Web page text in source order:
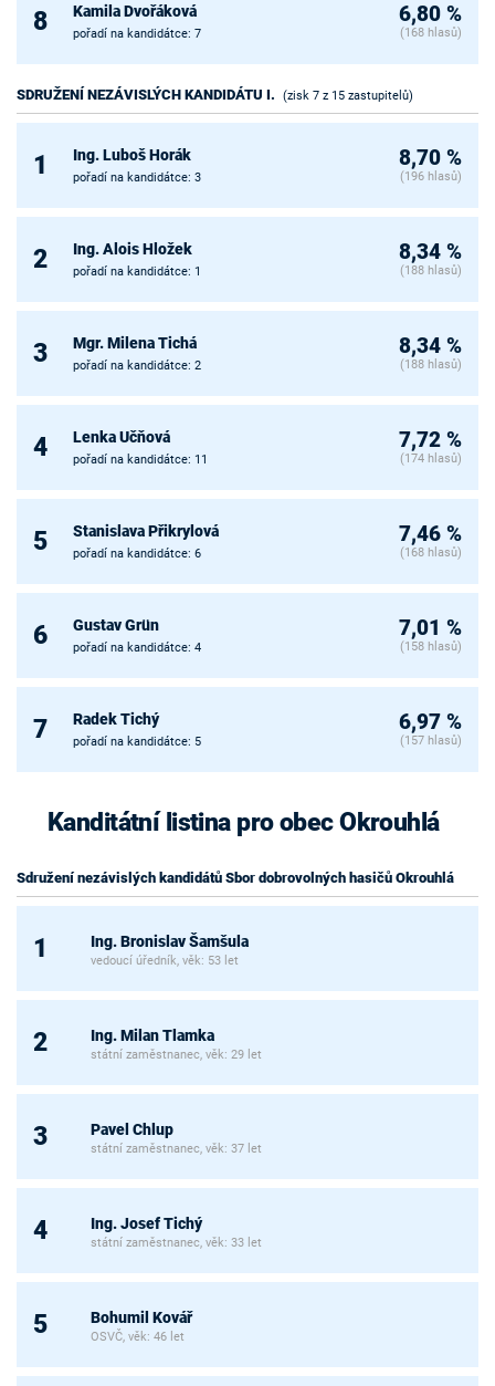
8 Kamila Dvořáková
pořadí na kandidátce: 7
6,80 %
(168 hlasů)
SDRUŽENÍ NEZÁVISLÝCH KANDIDÁTU I. (zisk 7 z 15 zastupitelů)
1 Ing. Luboš Horák
pořadí na kandidátce: 3
8,70 %
(196 hlasů)
2 Ing. Alois Hložek
pořadí na kandidátce: 1
8,34 %
(188 hlasů)
3 Mgr. Milena Tichá
pořadí na kandidátce: 2
8,34 %
(188 hlasů)
4 Lenka Učňová
pořadí na kandidátce: 11
7,72 %
(174 hlasů)
5 Stanislava Přikrylová
pořadí na kandidátce: 6
7,46 %
(168 hlasů)
6 Gustav Grün
pořadí na kandidátce: 4
7,01 %
(158 hlasů)
7 Radek Tichý
pořadí na kandidátce: 5
6,97 %
(157 hlasů)
Kanditátní listina pro obec Okrouhlá
Sdružení nezávislých kandidátů Sbor dobrovolných hasičů Okrouhlá
1 Ing. Bronislav Šamšula
vedoucí úředník, věk: 53 let
2 Ing. Milan Tlamka
státní zaměstnanec, věk: 29 let
3 Pavel Chlup
státní zaměstnanec, věk: 37 let
4 Ing. Josef Tichý
státní zaměstnanec, věk: 33 let
5 Bohumil Kovář
OSVČ, věk: 46 let